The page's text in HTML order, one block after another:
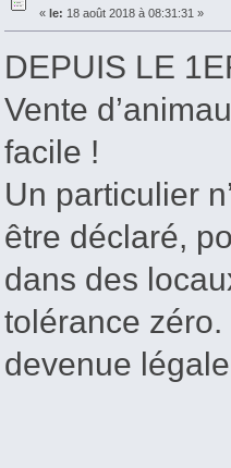
« le: 18 août 2018 à 08:31:31 »
DEPUIS LE
Vente
facile !
Un particulier
être déclaré,
dans des
tolérance
devenue